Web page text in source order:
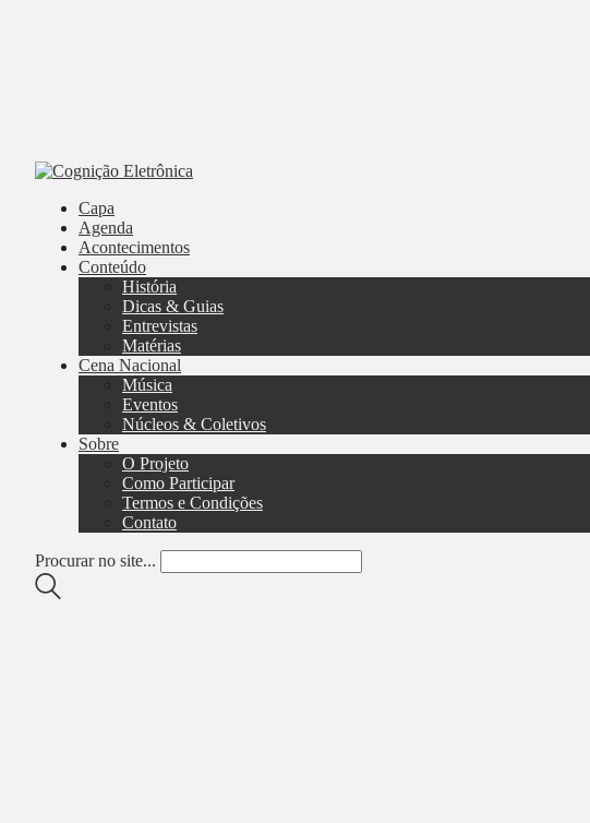
Capa
Agenda
Acontecimentos
Conteúdo
História
Dicas & Guias
Entrevistas
Matérias
Cena Nacional
Música
Eventos
Núcleos & Coletivos
Sobre
O Projeto
Como Participar
Termos e Condições
Contato
Procurar no site...